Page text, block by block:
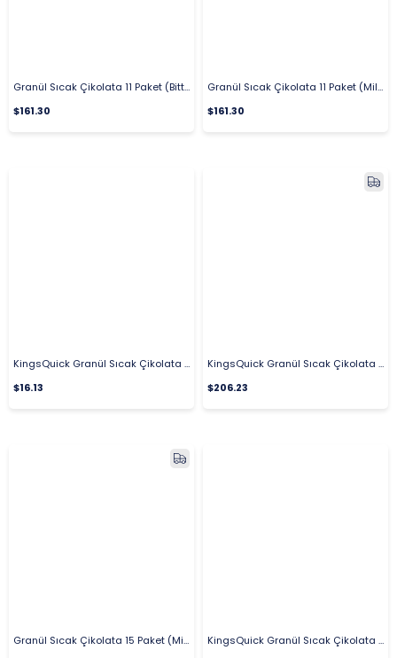
Granül Sıcak Çikolata 11 Paket (Bitter)
$161.30
Granül Sıcak Çikolata 11 Paket (Milk)
$161.30
KingsQuick Granül Sıcak Çikolata (Bitter) 1 Kg.
$16.13
KingsQuick Granül Sıcak Çikolata 15 Paket (Bitter) 15 Kg.
$206.23
Granül Sıcak Çikolata 15 Paket (Milk) 15 kg
KingsQuick Granül Sıcak Çikolata (Milk) 1 Kg.